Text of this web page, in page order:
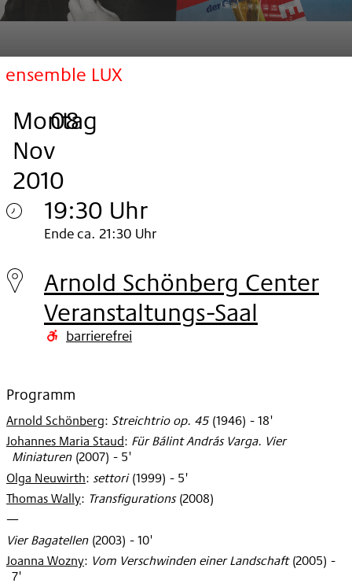
ensemble LUX
Montag
, 08
.
Nov
2010
.
19:30 Uhr
Montag
08.
Nov
2010
Ende ca. 21:30 Uhr
Arnold Schönberg Center
Veranstaltungs-Saal
barrierefrei
Programm
Arnold Schönberg: Streichtrio op. 45 (1946) - 18'
Johannes Maria Staud: Für Bálint András Varga. Vier
Miniaturen (2007) - 5'
Olga Neuwirth: settori (1999) - 5'
Thomas Wally: Transfigurations (2008)
—
Vier Bagatellen (2003) - 10'
Joanna Wozny: Vom Verschwinden einer Landschaft (2005) -
7'